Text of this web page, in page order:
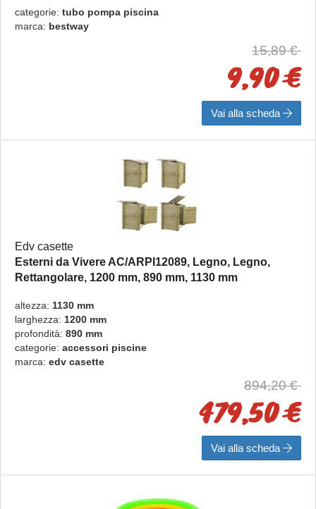
categorie: tubo pompa piscina
marca: bestway
15,89 €
9,90 €
Vai alla scheda
Edv casette
Esterni da Vivere AC/ARPI12089, Legno, Legno,
Rettangolare, 1200 mm, 890 mm, 1130 mm
altezza: 1130 mm
larghezza: 1200 mm
profondità: 890 mm
categorie: accessori piscine
marca: edv casette
894,20 €
479,50 €
Vai alla scheda